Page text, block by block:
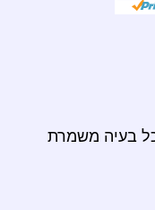
בעיה משמרת